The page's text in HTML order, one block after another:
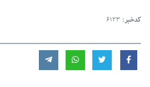
کدخبر: 6123